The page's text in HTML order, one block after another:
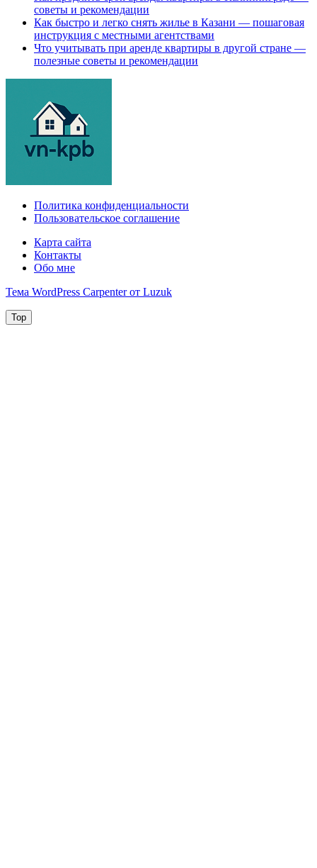
советы и рекомендации
Как быстро и легко снять жилье в Казани — пошаговая
инструкция с местными агентствами
Что учитывать при аренде квартиры в другой стране —
полезные советы и рекомендации
Политика конфиденциальности
Пользовательское соглашение
Карта сайта
Контакты
Обо мне
Тема WordPress Carpenter от Luzuk
Top